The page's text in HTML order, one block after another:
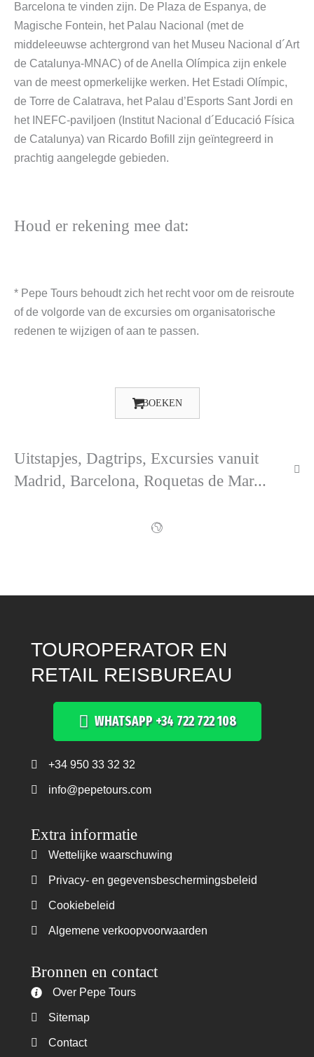
Barcelona te vinden zijn. De Plaza de Espanya, de
Magische Fontein, het Palau Nacional (met de
middeleeuwse achtergrond van het Museu Nacional d´Art
de Catalunya-MNAC) of de Anella Olímpica zijn enkele
van de meest opmerkelijke werken. Het Estadi Olímpic,
de Torre de Calatrava, het Palau d’Esports Sant Jordi en
het INEFC-paviljoen (Institut Nacional d´Educació Física
de Catalunya) van Ricardo Bofill zijn geïntegreerd in
prachtig aangelegde gebieden.
Houd er rekening mee dat:
* Pepe Tours behoudt zich het recht voor om de reisroute
of de volgorde van de excursies om organisatorische
redenen te wijzigen of aan te passen.
BOEKEN
Uitstapjes, Dagtrips, Excursies vanuit
Madrid, Barcelona, Roquetas de Mar...
TOUROPERATOR EN
RETAIL REISBUREAU
WHATSAPP +34 722 722 108
Teléfono +34 950 33 32 32
+34 950 33 32 32
info@pepetours.com
Extra informatie
Wettelijke waarschuwing
Wettelijke waarschuwing
Privacy- en gegevensbeschermingsbeleid
Privacy- en gegevensbeschermingsbeleid
Cookiebeleid
Cookiebeleid
Algemene verkoopvoorwaarden
Algemene verkoopvoorwaarden
Bronnen en contact
Over Pepe Tours
Over Pepe Tours
Sitemap
Sitemap
Contact
Contact